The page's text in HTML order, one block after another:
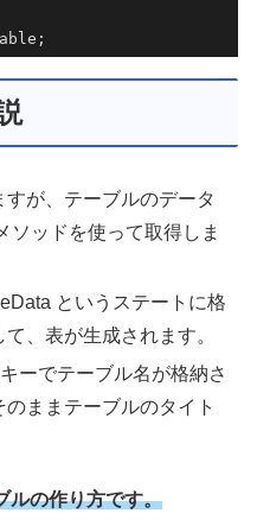
が、テーブルのデータ
ソッドを使って取得しま
というステートに格
、表が生成されます。
ーでテーブル名が格納さ
ままテーブルのタイト
ルの作り方です。